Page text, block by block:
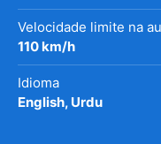
Velocidade limite na
110 km/h
Idioma
English, Urdu